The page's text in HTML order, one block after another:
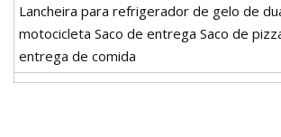
Lancheira para refrigerador de gelo de
motocicleta Saco de entrega Saco de
entrega de comida